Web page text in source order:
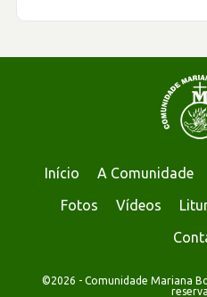
Início A Comunidade
Fotos
Vídeos
©2026 - Comunidade Mariana